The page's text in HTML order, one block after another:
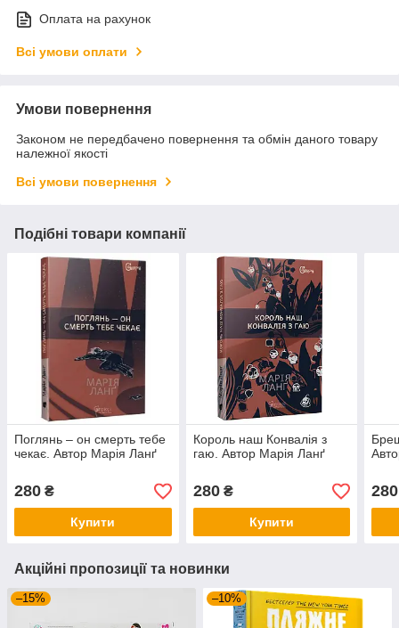
Оплата на рахунок
Всі умови оплати
Умови повернення
Законом не передбачено повернення та обмін даного товару
належної якості
Всі умови повернення
Подібні товари компанії
Поглянь – он смерть тебе
чекає. Автор Марія Ланґ
280 ₴
Купити
Король наш Конвалія з
гаю. Автор Марія Ланґ
280₴
Купити
280
Акційні пропозиції та новинки
–15% –10%